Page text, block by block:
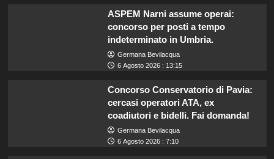
ASPEM Narni assume operai:
concorso per posti a tempo
indeterminato in Umbria.
Germana Bevilacqua
6 Agosto 2026 : 13:15
Concorso Conservatorio di Pavia:
cercasi operatori ATA, ex
coadiutori e bidelli. Fai domanda!
Germana Bevilacqua
6 Agosto 2026 : 7:10